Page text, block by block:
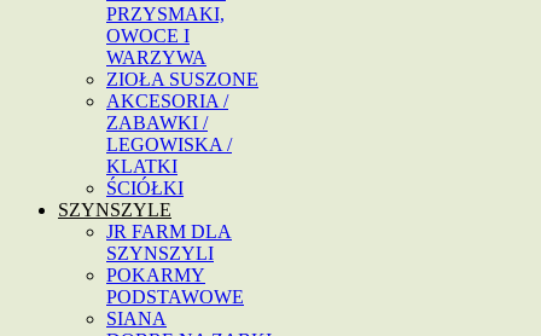
PRZYSMAKI,
OWOCE I
WARZYWA
ZIOŁA SUSZONE
AKCESORIA /
ZABAWKI /
LEGOWISKA /
KLATKI
ŚCIÓŁKI
SZYNSZYLE
JR FARM DLA
SZYNSZYLI
POKARMY
PODSTAWOWE
SIANA